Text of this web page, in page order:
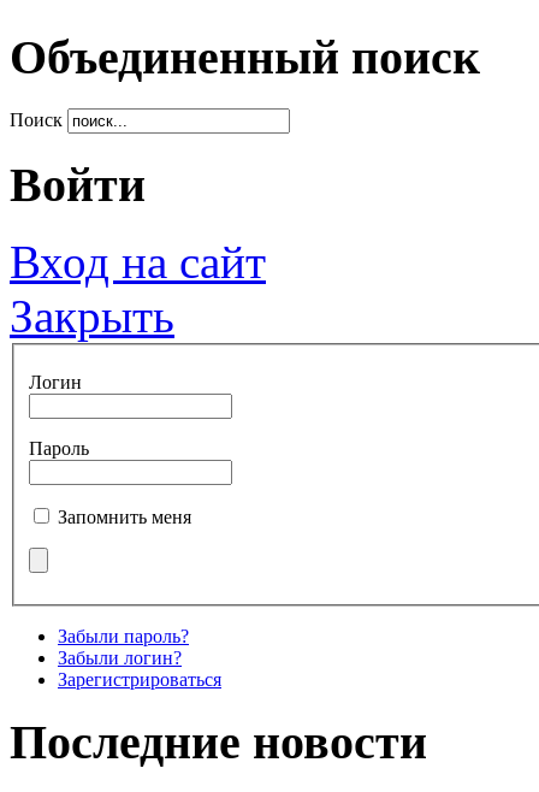
Объединенный поиск
Поиск
Войти
Вход на сайт
Закрыть
Логин
Пароль
Запомнить меня
Забыли пароль?
Забыли логин?
Зарегистрироваться
Последние новости